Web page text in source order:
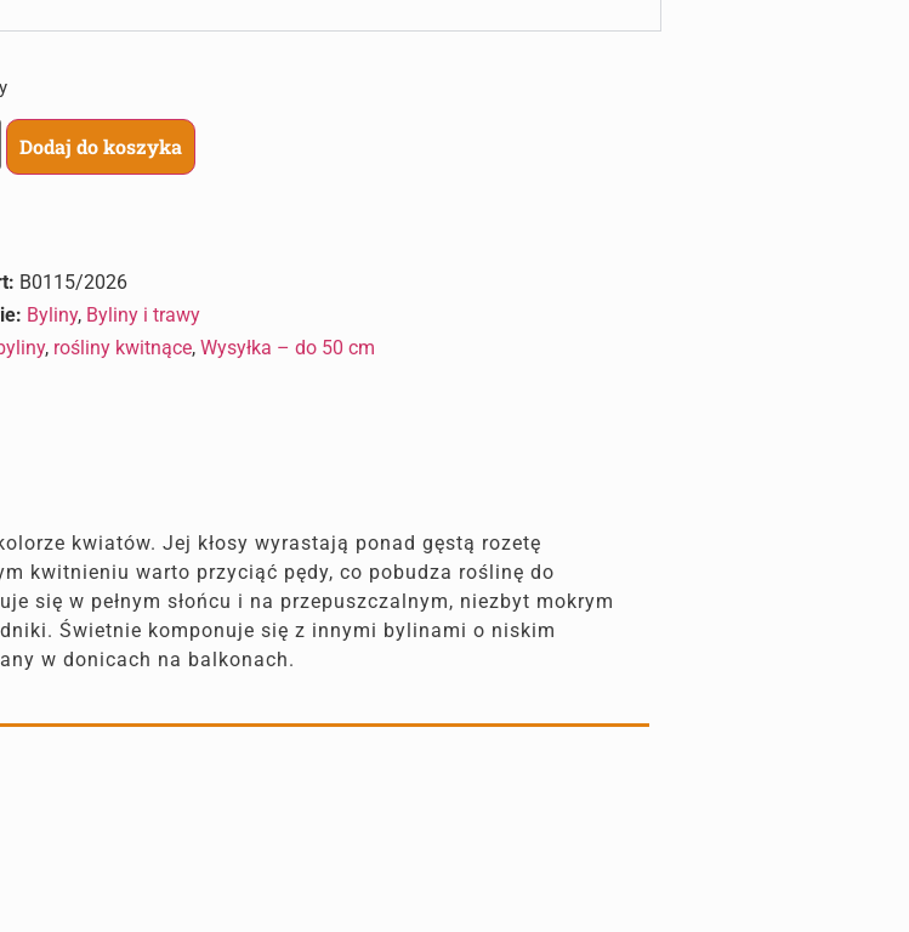
Dodaj do koszyka
B0115/2026
Byliny, Byliny i trawy
, rośliny kwitnące,Wysyłka – do 50 cm
kwiatów. Jej kłosy wyrastają ponad gęstą rozetę
kwitnieniu warto przyciąć pędy, co pobudza roślinę do
się w pełnym słońcu i na przepuszczalnym, niezbyt mokrym
Świetnie komponuje się z innymi bylinami o niskim
w donicach na balkonach.